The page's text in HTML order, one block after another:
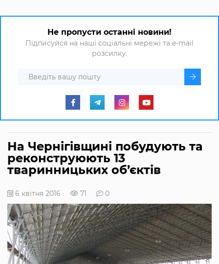
Не пропусти останні новини!
Підписуйся на наші соціальні мережі та e-mail
розсилку.
На Чернігівщині побудують та
реконструюють 13
тваринницьких об’єктів
6 квітня 2016 71 0